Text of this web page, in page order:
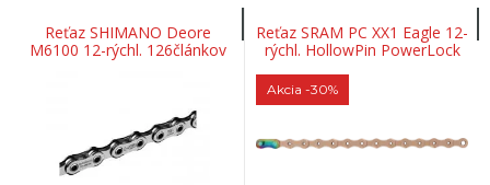
Reťaz SHIMANO Deore
M6100 12-rýchl. 126článkov
Reťaz SRAM PC XX1 Eagle 12-
rýchl. HollowPin PowerLock
spojka flowlink 126-článkov
Medená
Akcia -30%